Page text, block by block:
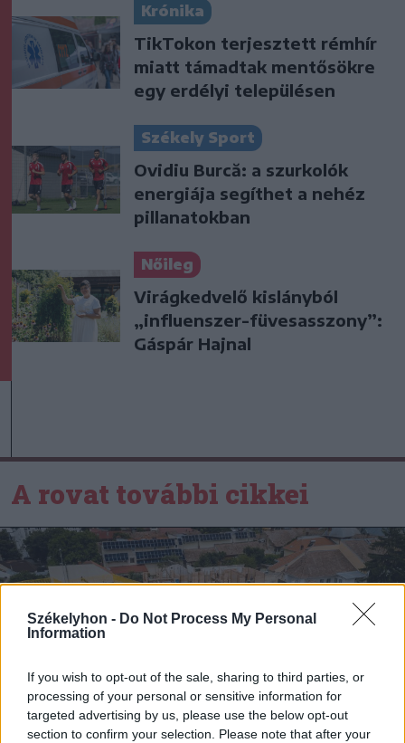
Székelyhon - Do Not Process My Personal
Information
If you wish to opt-out of the sale, sharing to third parties, or
processing of your personal or sensitive information for
targeted advertising by us, please use the below opt-out
section to confirm your selection. Please note that after your
Krónika
TikTokon terjesztett rémhír
miatt támadtak mentősökre
egy erdélyi településen
Székely Sport
Ovidiu Burcă: a szurkolók
energiája segíthet a nehéz
pillanatokban
Nőileg
Virágkedvelő kislányból
„influenszer-füvesasszony”:
Gáspár Hajnal
A rovat további cikkei